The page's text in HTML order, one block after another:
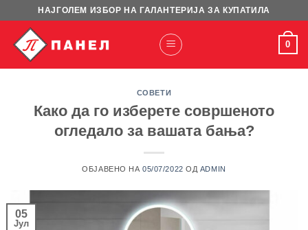
content
НАЈГОЛЕМ ИЗБОР НА ГАЛАНТЕРИЈА ЗА КУПАТИЛА
0
СОВЕТИ
Како да го изберете совршеното
огледало за вашата бања?
ОБЈАВЕНО НА05/07/2022 ОД ADMIN
05
Јул